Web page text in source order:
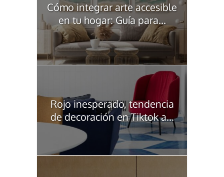
Cómo integrar arte accesible
en tu hogar: Guía para...
Rojo inesperado, tendencia
de decoración en Tiktok a...